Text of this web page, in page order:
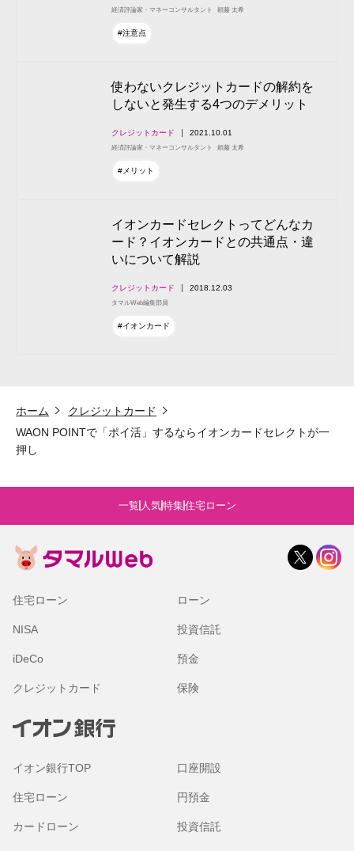
一覧 人気特集住宅ローン
経済評論家・マネーコンサルタント 頼藤 太希
#注意点
使わないクレジットカードの解約を
しないと発生する4つのデメリット
クレジットカード 2021.10.01
経済評論家・マネーコンサルタント 頼藤 太希
#メリット
イオンカードセレクトってどんなカ
ード？イオンカードとの共通点・違
いについて解説
クレジットカード 2018.12.03
タマルWeb編集部員
#イオンカード
ホーム
クレジットカード
WAON POINTで「ポイ活」するならイオンカードセレクトが一
押し
住宅ローン ローン
NISA 投資信託
iDeCo 預金
クレジットカード 保険
イオン銀行TOP 口座開設
住宅ローン 円預金
カードローン 投資信託